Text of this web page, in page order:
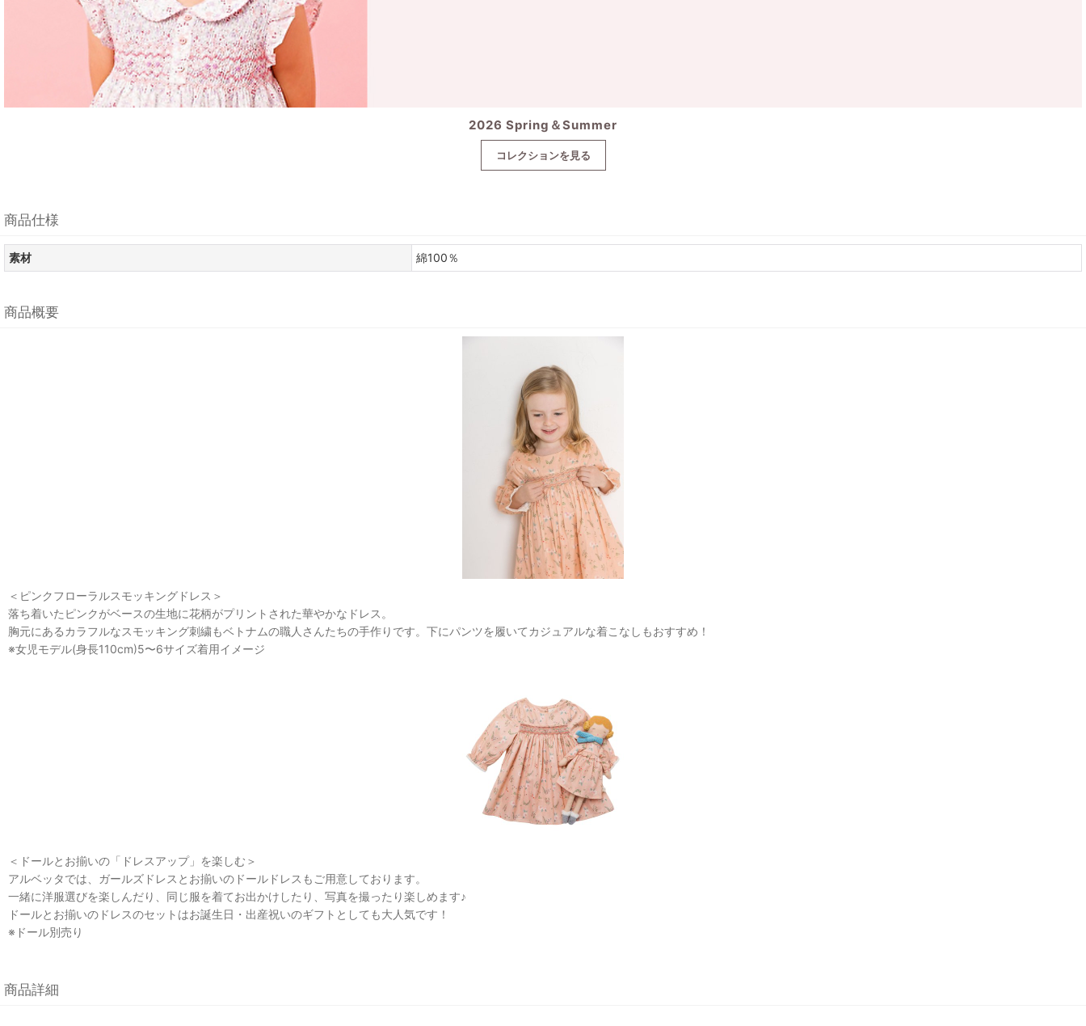
2026 Spring＆Summer
コレクションを見る
商品仕様
素材 綿100％
商品概要
＜ピンクフローラルスモッキングドレス＞
落ち着いたピンクがベースの生地に花柄がプリントされた華やかなドレス。
胸元にあるカラフルなスモッキング刺繍もベトナムの職人さんたちの手作りです。下にパンツを履いてカジュアルな着こなしもおすすめ！
※女児モデル(身長110cm)5〜6サイズ着用イメージ
＜ドールとお揃いの「ドレスアップ」を楽しむ＞
アルベッタでは、ガールズドレスとお揃いのドールドレスもご用意しております。
一緒に洋服選びを楽しんだり、同じ服を着てお出かけしたり、写真を撮ったり楽しめます♪
ドールとお揃いのドレスのセットはお誕生日・出産祝いのギフトとしても大人気です！
※ドール別売り
商品詳細